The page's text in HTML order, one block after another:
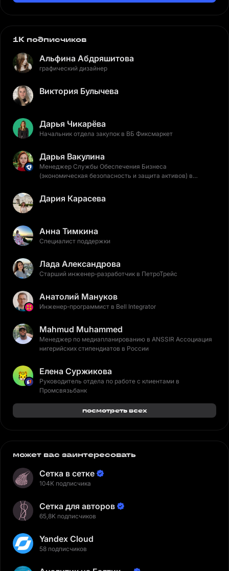
1K подписчиков
Альфина Абдряшитова
графический дизайнер
Виктория Булычева
Дарья Чикарёва
Начальник отдела закупок в ВБ Фиксмаркет
Дарья Вакулина
Менеджер Службы Обеспечения Бизнеса
(экономическая безопасность и защита активов) в
Дария Карасева
Анна Тимкина
Специалист поддержки
Лада Александрова
Старший инженер-разработчик в ПетроТрейс
Анатолий Мануков
Инженер-программист в Bell Integrator
Mahmud Muhammed
Менеджер по медиапланированию в ANSSIR Ассоциация
нигерийских стипендиатов в России
Елена Суржикова
Руководитель отдела по работе с клиентами в
Промсвязьбанк
посмотреть всех
может вас заинтересовать
Сетка в сетке
104K подписчика
Сетка для авторов
65,8K подписчиков
Yandex Cloud
58 подписчиков